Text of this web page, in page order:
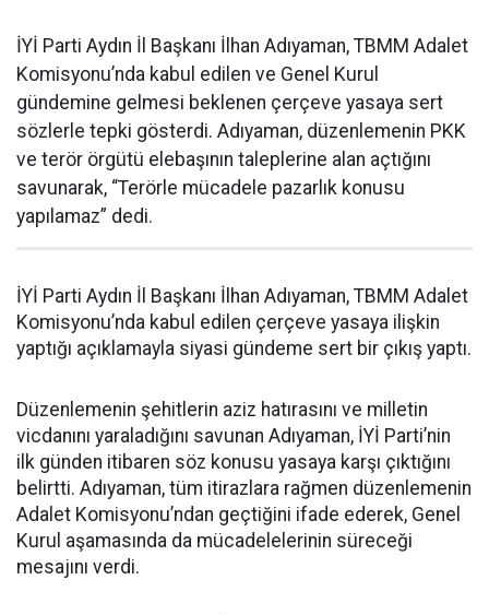
İYİ Parti Aydın İl Başkanı İlhan Adıyaman, TBMM Adalet
Komisyonu’nda kabul edilen ve Genel Kurul
gündemine gelmesi beklenen çerçeve yasaya sert
sözlerle tepki gösterdi. Adıyaman, düzenlemenin PKK
ve terör örgütü elebaşının taleplerine alan açtığını
savunarak, “Terörle mücadele pazarlık konusu
yapılamaz” dedi.
İYİ Parti Aydın İl Başkanı İlhan Adıyaman, TBMM Adalet
Komisyonu’nda kabul edilen çerçeve yasaya ilişkin
yaptığı açıklamayla siyasi gündeme sert bir çıkış yaptı.
Düzenlemenin şehitlerin aziz hatırasını ve milletin
vicdanını yaraladığını savunan Adıyaman, İYİ Parti’nin
ilk günden itibaren söz konusu yasaya karşı çıktığını
belirtti. Adıyaman, tüm itirazlara rağmen düzenlemenin
Adalet Komisyonu’ndan geçtiğini ifade ederek, Genel
Kurul aşamasında da mücadelelerinin süreceği
mesajını verdi.